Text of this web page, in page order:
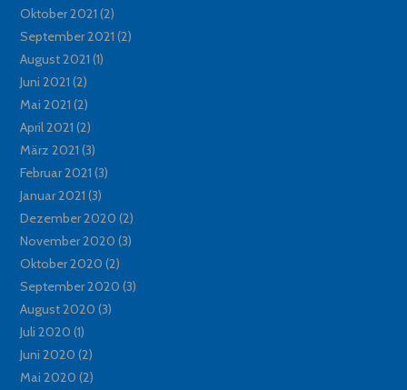
Oktober 2021 (2)
September 2021 (2)
August 2021 (1)
Juni 2021 (2)
Mai 2021 (2)
April 2021 (2)
März 2021 (3)
Februar 2021 (3)
Januar 2021 (3)
Dezember 2020 (2)
November 2020 (3)
Oktober 2020 (2)
September 2020 (3)
August 2020 (3)
Juli 2020 (1)
Juni 2020 (2)
Mai 2020 (2)